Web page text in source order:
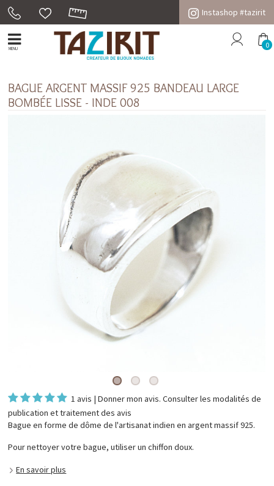
Instashop #tazirit
MENU 0
BAGUE ARGENT MASSIF 925 BANDEAU LARGE
BOMBÉE LISSE - INDE 008
1 avis |Donner mon avis. Consulter lesmodalités de
publication et traitement des avis
Bague en forme de dôme de l'artisanat indien en argent massif 925.
Pour nettoyer votre bague, utiliser un chiffon doux.
En savoir plus